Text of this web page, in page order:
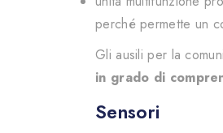
perché permette un
Gli ausili per la
in grado di
Sensori